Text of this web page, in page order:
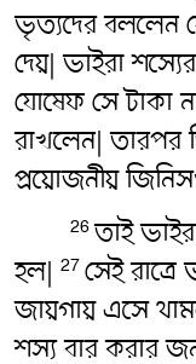
ভৃত্যদের বললেন
দেয়| ভাইরা
যোষেফ সে টাকা
রাখলেন| তারপর
প্রয়োজনীয়
26তাই
হল| 27 সেই
জায়গায় এসে
শস্য বার করার